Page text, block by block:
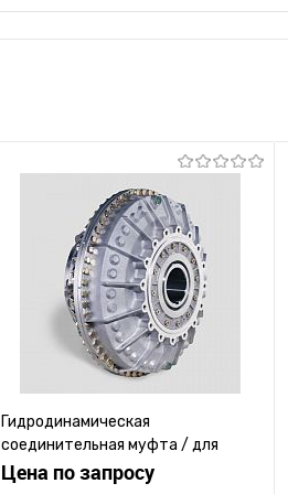
Гидродинамическая
соединительная муфта / для
трансмиссии / для двигателя /
Цена по запросу